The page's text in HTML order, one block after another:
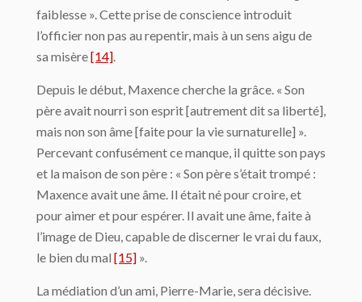
faiblesse ». Cette prise de conscience introduit
l’officier non pas au repentir, mais à un sens aigu de
sa misère[14].
Depuis le début, Maxence cherche la grâce. « Son
père avait nourri son esprit [autrement dit sa liberté],
mais non son âme [faite pour la vie surnaturelle] ».
Percevant confusément ce manque, il quitte son pays
et la maison de son père : « Son père s’était trompé :
Maxence avait une âme. Il était né pour croire, et
pour aimer et pour espérer. Il avait une âme, faite à
l’image de Dieu, capable de discerner le vrai du faux,
le bien du mal [15] ».
La médiation d’un ami, Pierre-Marie, sera décisive.